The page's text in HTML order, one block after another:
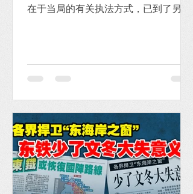
在于当局的有关执法方式，已到了另一
是涉及一笔见不得光的黑钱、台底钱，
并以此达到疏通权贵官员以获得某些...